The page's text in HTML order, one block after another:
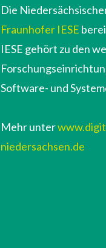
Die
Fraunhofer IESE
IESE gehört zu den
Software- und
Mehr unter
niedersachsen.de